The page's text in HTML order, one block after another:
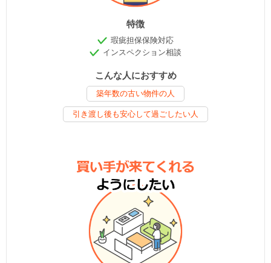
特徴
瑕疵担保保険対応
インスペクション相談
こんな人におすすめ
築年数の古い物件の人
引き渡し後も安心して過ごしたい人